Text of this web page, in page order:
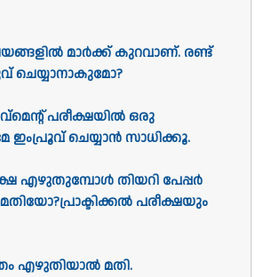
മാർക്ക് കുറവാണ്. രണ്ട്
ചെയ്യാനാകുമോ?
പരീക്ഷയിൽ ഒരു
ഇംപ്രൂവ് ചെയ്യാൻ സാധിക്കൂ.
എഴുതുമ്പോൾ തിയറി പേപ്പർ
പരീക്ഷയും
എഴുതിയാൽ മതി.